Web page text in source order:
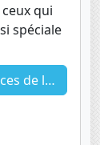
qui
spéciale
élèves